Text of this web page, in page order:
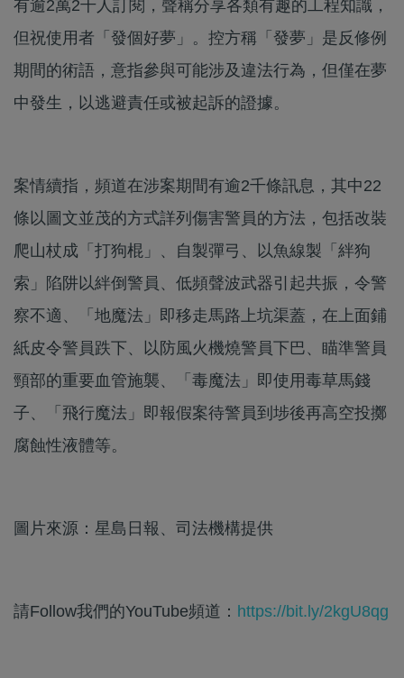
有逾2萬2千人訂閱，聲稱分享各類有趣的工程知識，
但祝使用者「發個好夢」。控方稱「發夢」是反修例
期間的術語，意指參與可能涉及違法行為，但僅在夢
中發生，以逃避責任或被起訴的證據。
案情續指，頻道在涉案期間有逾2千條訊息，其中22
條以圖文並茂的方式詳列傷害警員的方法，包括改裝
爬山杖成「打狗棍」、自製彈弓、以魚線製「絆狗
索」陷阱以絆倒警員、低頻聲波武器引起共振，令警
察不適、「地魔法」即移走馬路上坑渠蓋，在上面鋪
紙皮令警員跌下、以防風火機燒警員下巴、瞄準警員
頸部的重要血管施襲、「毒魔法」即使用毒草馬錢
子、「飛行魔法」即報假案待警員到埗後再高空投擲
腐蝕性液體等。
圖片來源：星島日報、司法機構提供
請Follow我們的YouTube頻道： https://bit.ly/2kgU8qg